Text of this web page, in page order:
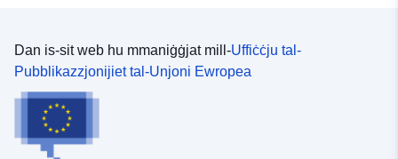
Dan is-sit web hu mmaniġġjat mill-Uffiċċju tal-
Pubblikazzjonijiet tal-Unjoni Ewropea